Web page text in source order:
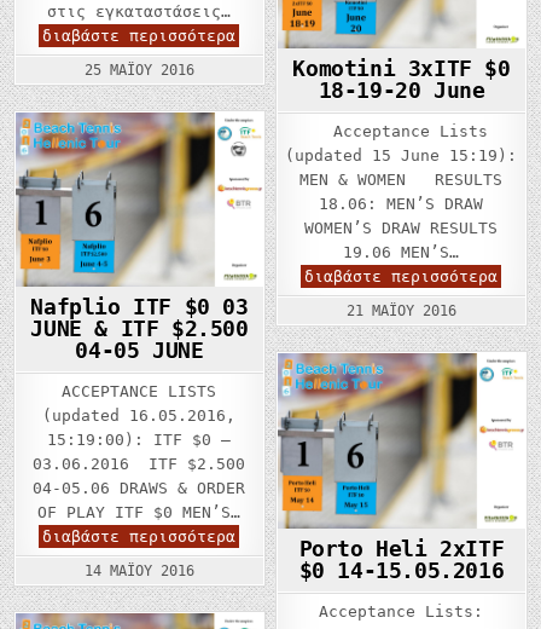
στις εγκαταστάσεις…
διαβάστε περισσότερα
FILATHLITIKOS
SPRING
CUP
25 ΜΑΪ́ΟΥ 2016
Komotini 3xITF $0
18-19-20 June
Acceptance Lists
(updated 15 June 15:19):
MEN & WOMEN RESULTS
18.06: MEN’S DRAW
WOMEN’S DRAW RESULTS
19.06 MEN’S…
διαβάστε περισσότερα
18-
19-
20
June
21 ΜΑΪ́ΟΥ 2016
Nafplio ITF $0 03
JUNE & ITF $2.500
04-05 JUNE
ACCEPTANCE LISTS
(updated 16.05.2016,
15:19:00): ITF $0 –
03.06.2016 ITF $2.500
04-05.06 DRAWS & ORDER
OF PLAY ITF $0 MEN’S…
διαβάστε περισσότερα Nafplio
ITF
03
JUNE
&
14 ΜΑΪ́ΟΥ 2016
Porto Heli 2xITF
$0 14-15.05.2016
Acceptance Lists: